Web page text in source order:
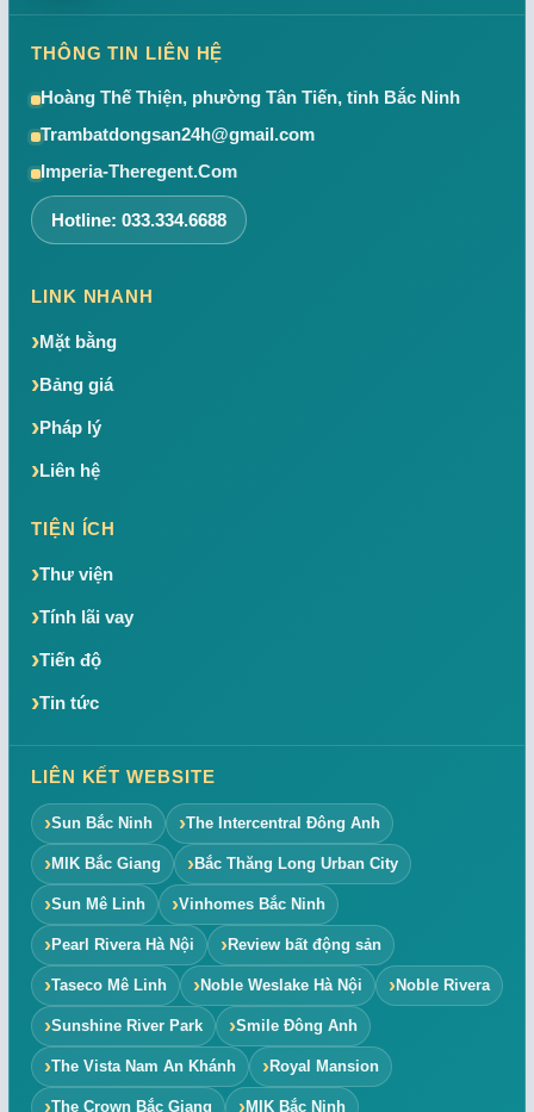
THÔNG TIN LIÊN HỆ
Hoàng Thế Thiện, phường Tân Tiến, tỉnh Bắc Ninh
Trambatdongsan24h@gmail.com
Imperia-Theregent.Com
Hotline: 033.334.6688
LINK NHANH
Mặt bằng
Bảng giá
Pháp lý
Liên hệ
TIỆN ÍCH
Thư viện
Tính lãi vay
Tiến độ
Tin tức
LIÊN KẾT WEBSITE
Sun Bắc Ninh The Intercentral Đông Anh
MIK Bắc Giang Bắc Thăng Long Urban City
Sun Mê Linh Vinhomes Bắc Ninh
Pearl Rivera Hà Nội Review bất động sản
Taseco Mê Linh Noble Weslake Hà Nội Noble Rivera
Sunshine River Park Smile Đông Anh
The Vista Nam An Khánh Royal Mansion
The Crown Bắc Giang MIK Bắc Ninh